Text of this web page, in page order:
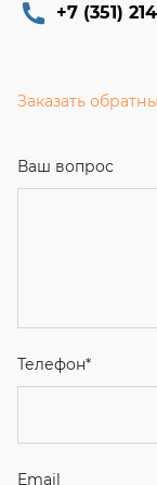
+7 (351)
Заказать
Ваш вопрос